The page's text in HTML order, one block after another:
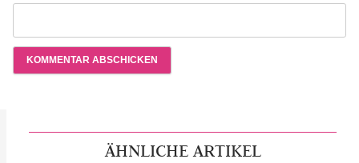
ÄHNLICHE ARTIKEL